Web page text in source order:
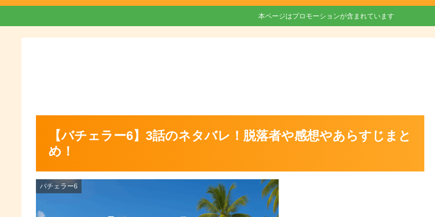
本ページはプロモーションが含まれています
【バチェラー6】3話のネタバレ！脱落者や感想やあらすじまと
め！
バチェラー6